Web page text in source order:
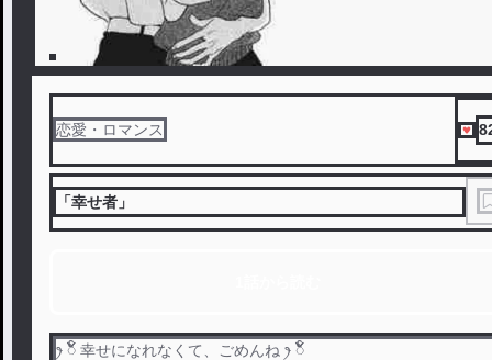
恋愛・ロマンス
「幸せ者」
ꫂ ၴႅၴ 幸せになれなくて、ごめんね ꫂ ၴႅၴ